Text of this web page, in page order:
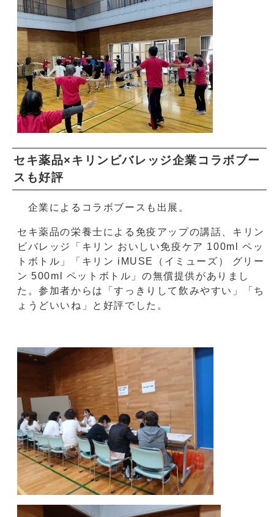
セキ薬品×キリンビバレッジ企業コラボブー
スも好評
企業によるコラボブースも出展。
セキ薬品の栄養士による免疫アップの講話、キリン
ビバレッジ「キリン おいしい免疫ケア 100ml ペッ
トボトル」「キリン iMUSE（イミューズ） グリー
ン 500ml ペットボトル」の無償提供がありまし
た。参加者からは「すっきりして飲みやすい」「ち
ょうどいいね」と好評でした。